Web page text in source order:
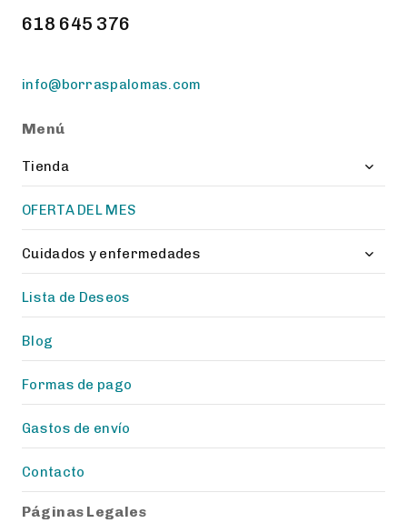
618 645 376
info@borraspalomas.com
Menú
Tienda
Toggle
OFERTA DEL MES
Cuidados y enfermedades
Toggle
Lista de Deseos
Blog
Formas de pago
Gastos de envío
Contacto
Páginas Legales